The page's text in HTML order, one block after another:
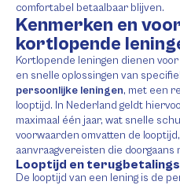
comfortabel betaalbaar blijven.
Kenmerken en
kortlopende
Kortlopende leningen dienen
en snelle oplossingen van
persoonlijke leningen, met een
looptijd. In Nederland geldt
maximaal één jaar, wat snelle
voorwaarden omvatten de
aanvraagvereisten die doorgaans
Looptijd en
De looptijd van een lening is de